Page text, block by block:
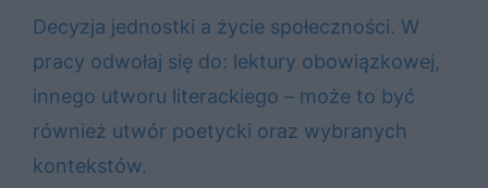
Decyzja jednostki a życie społeczności. W
pracy odwołaj się do: lektury obowiązkowej,
innego utworu literackiego – może to być
również utwór poetycki oraz wybranych
kontekstów.